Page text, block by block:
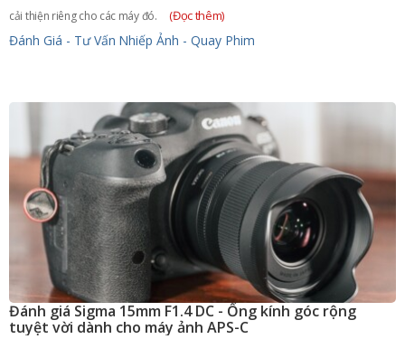
cải thiện riêng cho các máy đó.
(Đọc thêm)
Đánh Giá - Tư Vấn Nhiếp Ảnh - Quay Phim
Đánh giá Sigma 15mm F1.4 DC - Ống kính góc rộng
tuyệt vời dành cho máy ảnh APS-C